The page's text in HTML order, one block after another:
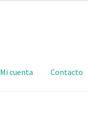
Mi cuenta Contacto